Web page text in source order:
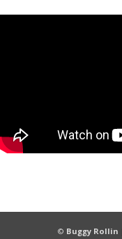
© Buggy Rollin